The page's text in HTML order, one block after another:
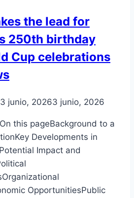
the lead for
250th birthday
Cup celebrations
3 junio, 20263 junio, 2026
this pageBackground to a
Developments in
Impact and
OpportunitiesPublic